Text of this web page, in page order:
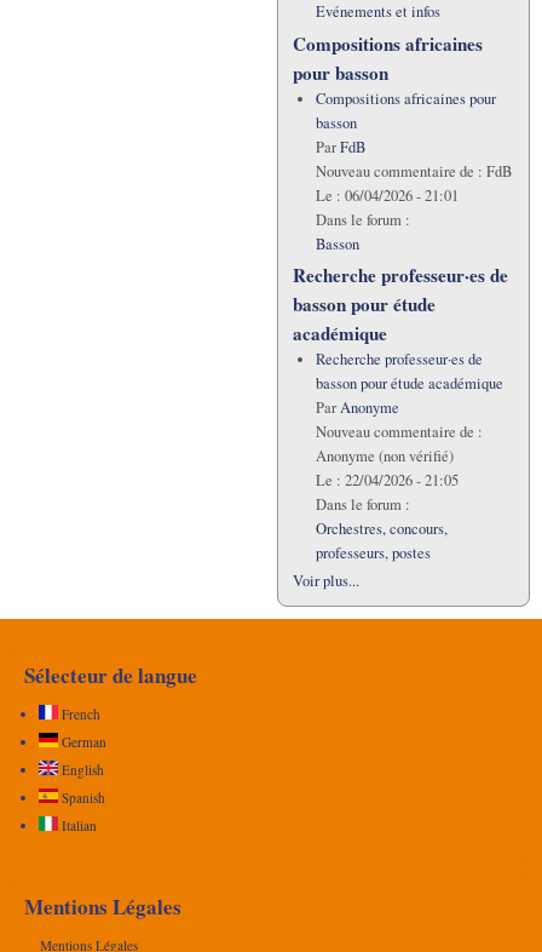
Evénements et infos
Compositions africaines
pour basson
Compositions africaines pour
basson
ParFdB
Nouveau commentaire de : FdB
Le : 06/04/2026 - 21:01
Dans le forum :
Basson
Recherche professeur·es de
basson pour étude
académique
Recherche professeur·es de
basson pour étude académique
ParAnonyme
Nouveau commentaire de :
Anonyme (non vérifié)
Le : 22/04/2026 - 21:05
Dans le forum :
Orchestres, concours,
professeurs, postes
Voir plus...
Sélecteur de langue
French
German
English
Spanish
Italian
Mentions Légales
Mentions Légales